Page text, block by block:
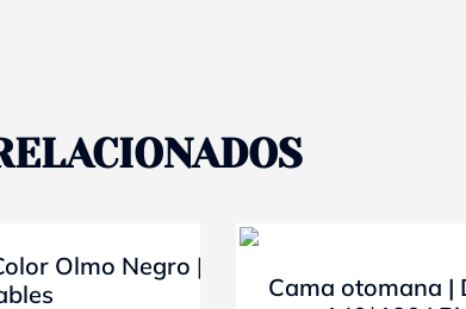
Olmo Negro |
Cama otomana |